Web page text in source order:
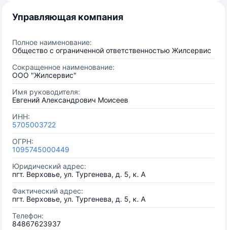
Управляющая компания
Полное наименование:
Общество с ограниченной ответственностью Жилсервис
Сокращенное наименование:
ООО "Жилсервис"
Имя руководителя:
Евгений Александрович Моисеев
ИНН:
5705003722
ОГРН:
1095745000449
Юридический адрес:
пгт. Верховье, ул. Тургенева, д. 5, к. А
Фактический адрес:
пгт. Верховье, ул. Тургенева, д. 5, к. А
Телефон:
84867623937